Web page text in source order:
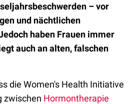
– vor
und nächtlichen
haben Frauen immer
auch an alten, falschen
die Women's Health Initiative
zwischen Hormontherapie